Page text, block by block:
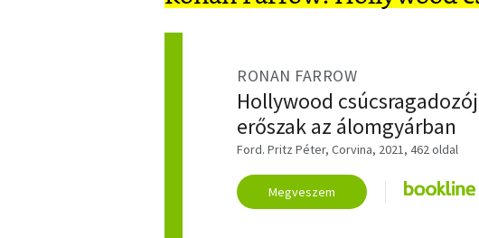
RONAN FARROW
Hollywood
erőszak az álomgyárban
Ford. Pritz Péter, Corvina, 2021, 462 oldal
Megveszem